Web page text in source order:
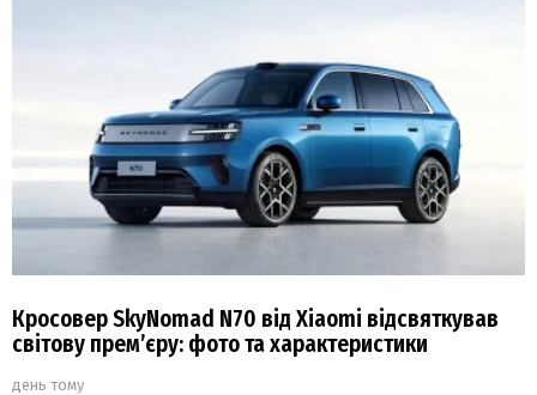
Кросовер SkyNomad N70 від Xiaomi відсвяткував
світову прем’єру: фото та характеристики
день тому